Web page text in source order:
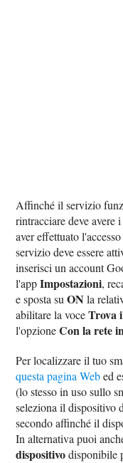
Affinché il servizio
rintracciare deve avere
aver effettuato
servizio deve essere
inserisci un account
l'appImpostazioni,
e sposta suON la
abilitare la voceTrova
l'opzioneCon la rete
Per localizzare il tuo
questa pagina Webed
(lo stesso in uso sullo
seleziona il dispositivo
secondo affinché il
In alternativa puoi
dispositivodisponibile